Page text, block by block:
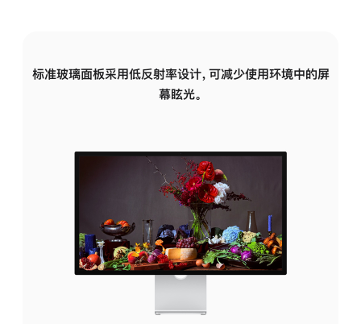
标准玻璃面板采用低反射率设计，可减少使用环境中的屏
幕眩光。